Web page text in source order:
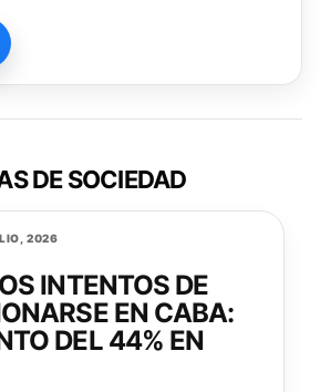
DE SOCIEDAD
2026
INTENTOS DE
EN CABA:
DEL 44% EN